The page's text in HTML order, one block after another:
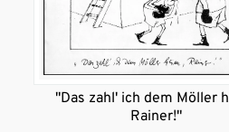
"Das zahl' ich dem Möller
Rainer!"